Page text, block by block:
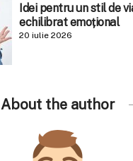
Idei pentru un stil de
echilibrat emoțional
20 iulie 2026
About the author